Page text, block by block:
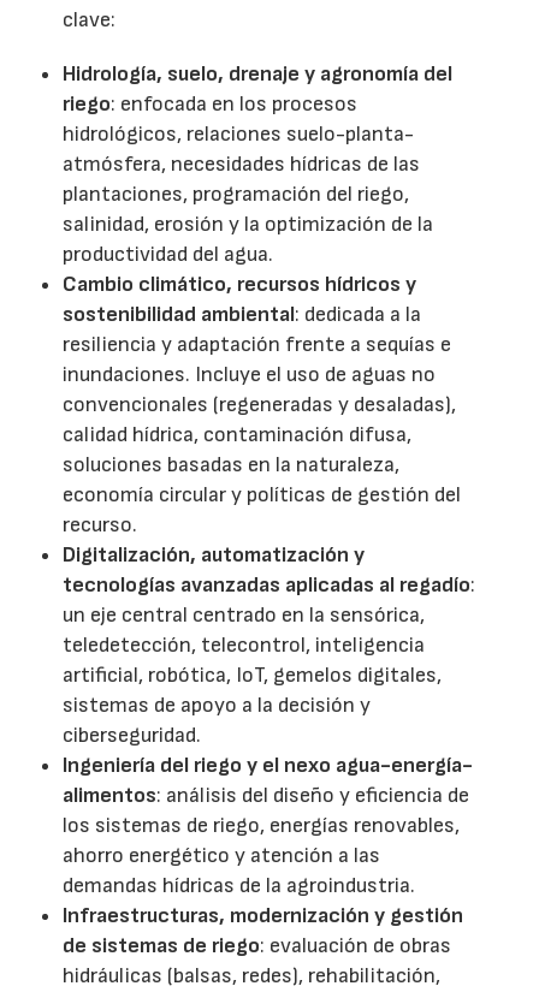
clave:
Hidrología, suelo, drenaje y agronomía del
riego: enfocada en los procesos
hidrológicos, relaciones suelo-planta-
atmósfera, necesidades hídricas de las
plantaciones, programación del riego,
salinidad, erosión y la optimización de la
productividad del agua.
Cambio climático, recursos hídricos y
sostenibilidad ambiental: dedicada a la
resiliencia y adaptación frente a sequías e
inundaciones. Incluye el uso de aguas no
convencionales (regeneradas y desaladas),
calidad hídrica, contaminación difusa,
soluciones basadas en la naturaleza,
economía circular y políticas de gestión del
recurso.
Digitalización, automatización y
tecnologías avanzadas aplicadas al regadío:
un eje central centrado en la sensórica,
teledetección, telecontrol, inteligencia
artificial, robótica, IoT, gemelos digitales,
sistemas de apoyo a la decisión y
ciberseguridad.
Ingeniería del riego y el nexo agua-energía-
alimentos: análisis del diseño y eficiencia de
los sistemas de riego, energías renovables,
ahorro energético y atención a las
demandas hídricas de la agroindustria.
Infraestructuras, modernización y gestión
de sistemas de riego: evaluación de obras
hidráulicas (balsas, redes), rehabilitación,